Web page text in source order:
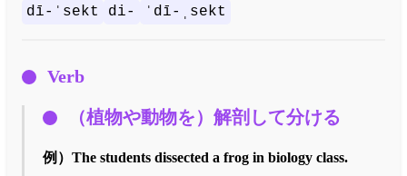
dī-ˈsekt di- ˈdī-ˌsekt
Verb
（植物や動物を）解剖して分ける
例） The students dissected a frog in biology class.